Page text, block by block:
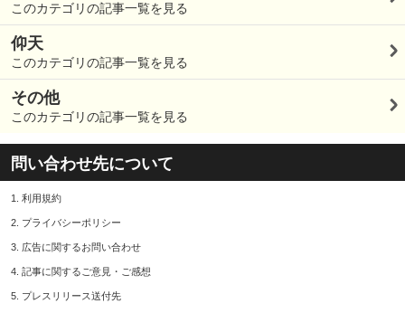
このカテゴリの記事一覧を見る
仰天
このカテゴリの記事一覧を見る
その他
このカテゴリの記事一覧を見る
問い合わせ先について
1. 利用規約
2. プライバシーポリシー
3. 広告に関するお問い合わせ
4. 記事に関するご意見・ご感想
5. プレスリリース送付先